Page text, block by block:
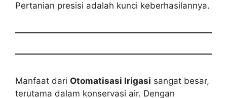
Pertanian presisi adalah kunci keberhasilannya.
Manfaat dari Otomatisasi Irigasi sangat besar,
terutama dalam konservasi air. Dengan